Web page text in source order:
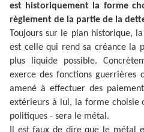
est historiquement la forme
règlement de la partie de la
Toujours sur le plan historique,
est celle qui rend sa créance la
plus liquide possible.
exerce des fonctions guerrières
amené à effectuer des
extérieurs à lui, la forme choisie
politiques - sera le métal.
Il est faux de dire que le métal